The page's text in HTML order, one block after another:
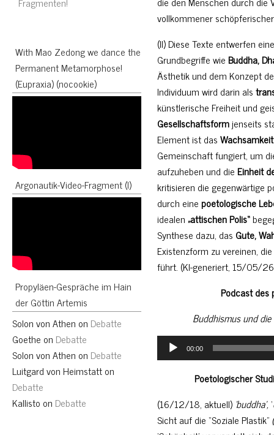
With Mao Zedong we dance the
Permanent Metamorphose!
(Eupraxia) (nocookie)
Argonautik-Video-Fragment (I)
Propyläen-Gespräche im Hain
der Göttin Artemis
Solon von Athen on Debatte
Goethe on Debatte
Solon von Athen on Debatte
Luitgard von Heimstatton
Debatte
Kallisto on Debatte
vollkommener
(II) Diese Texte entwerfen
Grundbegriffe wieBuddha,
Ästhetik und dem Konzept
Individuum wird darin als
künstlerische Freiheit und
Gesellschaftsformjenseits
Element ist das
Gemeinschaft fungiert, um
aufzuheben und dieEinheit
kritisieren die gegenwärtige
durch einepoetologische
idealen„attischen Polis“
Synthese dazu, das Gute,
Existenzform zu vereinen,
führt. (KI-generiert, 15/05/
Podcast des
Buddhismus und
Audio
Player
00:00
Poetologischer
(16/12/18, aktuell) ‘buddha’,‘
Sicht auf die “Soziale Plastik”